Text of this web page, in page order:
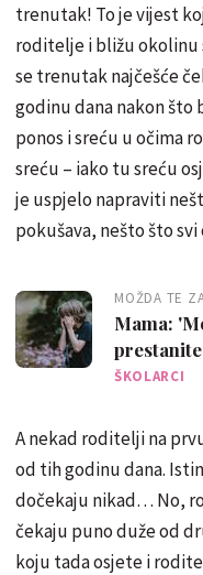
trenutak! To je vijest
roditelje i bližu okolinu
se trenutak najčešće
godinu dana nakon što
ponos i sreću u očima
sreću – iako tu sreću
je uspjelo napraviti
pokušava, nešto što svi
MOŽDA TE
Mama:
pitanje'
ŠKOLARCI
A nekad roditelji na
od tih godinu dana.
dočekaju nikad… No,
čekaju puno duže od
koju tada osjete i